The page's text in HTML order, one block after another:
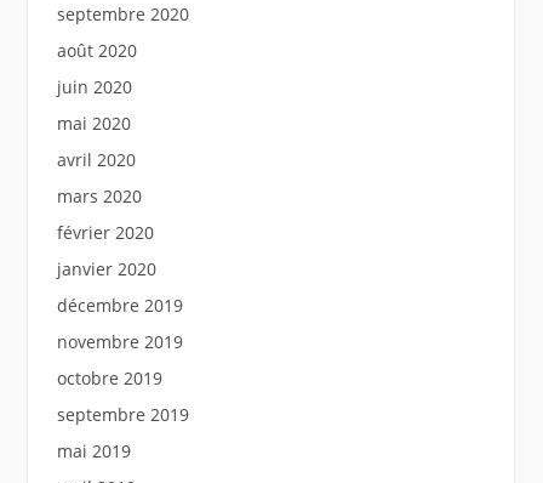
septembre 2020
août 2020
juin 2020
mai 2020
avril 2020
mars 2020
février 2020
janvier 2020
décembre 2019
novembre 2019
octobre 2019
septembre 2019
mai 2019